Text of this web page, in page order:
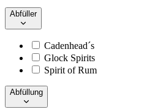
Abfüller
Cadenhead´s
Glock Spirits
Spirit of Rum
Abfüllung